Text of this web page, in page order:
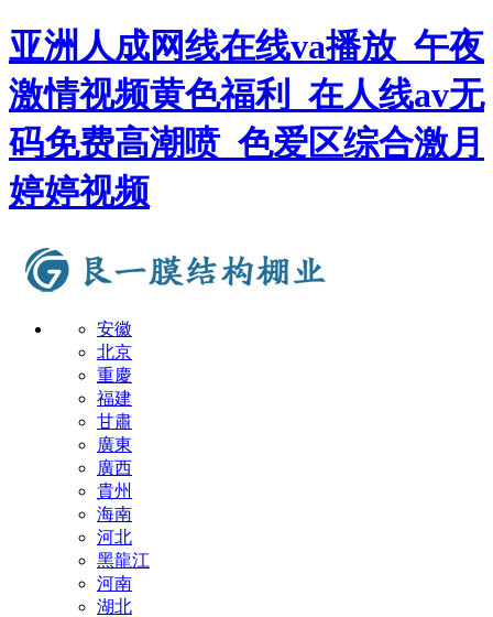
亚洲人成网线在线va播放_午夜
激情视频黄色福利_在人线av无
码免费高潮喷_色爱区综合激月
婷婷视频
安徽
北京
重慶
福建
甘肅
廣東
廣西
貴州
海南
河北
黑龍江
河南
湖北